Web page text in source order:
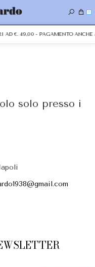
0
€. 49,00 - PAGAMENTO ANCHE
solo presso i